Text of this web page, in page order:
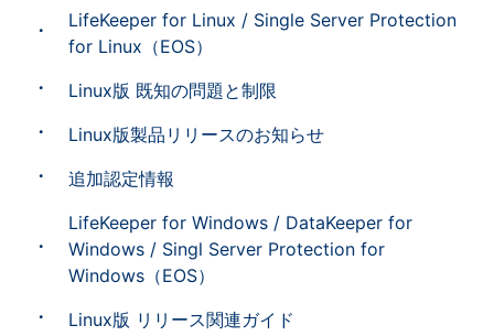
LifeKeeper for Linux / Single Server Protection
for Linux（EOS）
Linux版 既知の問題と制限
Linux版製品リリースのお知らせ
追加認定情報
LifeKeeper for Windows / DataKeeper for
Windows / Singl Server Protection for
Windows（EOS）
Linux版 リリース関連ガイド